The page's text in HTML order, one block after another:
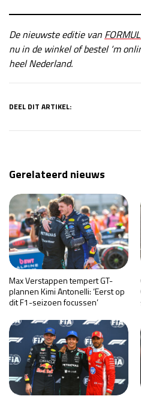
De nieuwste editie van
nu in de winkel of bestel ‘m
heel Nederland.
DEEL DIT ARTIKEL:
Gerelateerd nieuws
Max Verstappen tempert GT-
plannen Kimi Antonelli: ‘Eerst op
dit F1-seizoen focussen’